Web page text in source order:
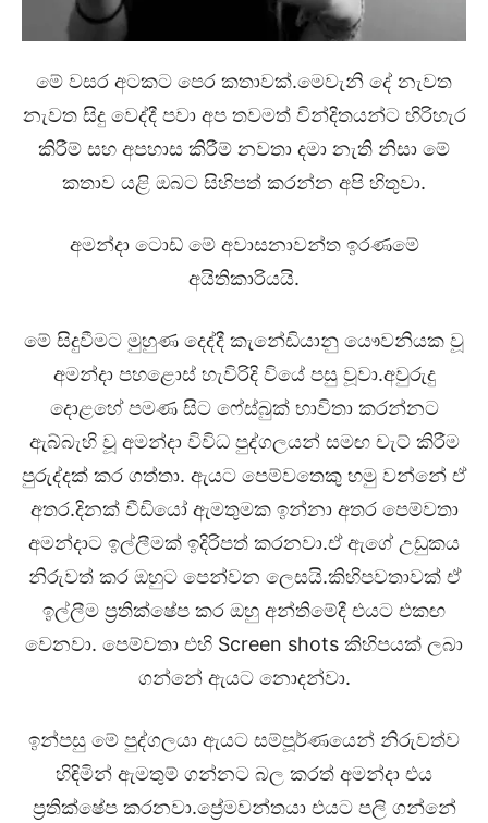
මේ වසර අටකට පෙර කතාවක්.මෙවැනි දේ නැවත
නැවත සිදු වෙද්දී පවා අප තවමත් වින්දිතයන්ට හිරිහැර
කිරීම් සහ අපහාස කිරීම් නවතා දමා නැති නිසා මේ
කතාව යළි ඔබට සිහිපත් කරන්න අපි හිතුවා.
අමන්දා ටොඩ් මේ අවාසනාවන්ත ඉරණමේ
අයිතිකාරියයි.
මේ සිදුවීමට මුහුණ දෙද්දී කැනේඩියානු යෞවනියක වූ
අමන්දා පහළොස් හැවිරිදි වියේ පසු වූවා.අවුරුදු
දොළහේ පමණ සිට ෆේස්බුක් භාවිතා කරන්නට
ඇබ්බැහි වූ අමන්දා විවිධ පුද්ගලයන් සමඟ චැට් කිරීම
පුරුද්දක් කර ගත්තා. ඇයට පෙම්වතෙකු හමු වන්නේ ඒ
අතර.දිනක් වීඩියෝ ඇමතුමක ඉන්නා අතර පෙම්වතා
අමන්දාට ඉල්ලීමක් ඉදිරිපත් කරනවා.ඒ ඇගේ උඩුකය
නිරුවත් කර ඔහුට පෙන්වන ලෙසයි.කිහිපවතාවක් ඒ
ඉල්ලීම ප්‍රතික්ෂේප කර ඔහු අන්තිමේදී එයට එකඟ
වෙනවා. පෙම්වතා එහි Screen shots කිහිපයක් ලබා
ගන්නේ ඇයට නොදන්වා.
ඉන්පසු මේ පුද්ගලයා ඇයට සම්පූර්ණයෙන් නිරුවත්ව
හිඳිමින් ඇමතුම් ගන්නට බල කරත් අමන්දා එය
ප්‍රතික්ෂේප කරනවා.ප්‍රේමවන්තයා එයට පලි ගන්නේ